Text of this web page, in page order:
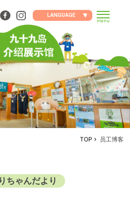
LANGUAGE
menu
TOP 员工博客
ちゃんだより